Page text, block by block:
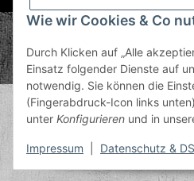
Copyright © 2026
Powered by
Wie wir Cookies & Co
Durch Klicken auf „Alle
Einsatz folgender Dienste auf
notwendig. Sie können die
(Fingerabdruck-Icon links
unter Konfigurieren und in
Impressum Datenschutz &